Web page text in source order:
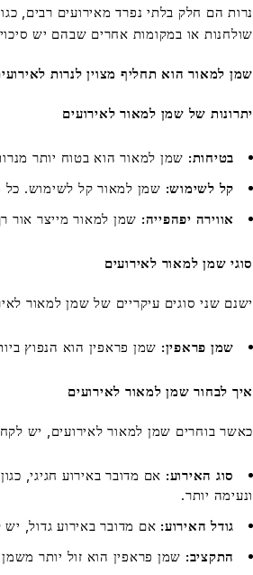
נרות הם חלק בלתי נפרד מאירועים רבים,
שולחנות או במקומות אחרים שבהם יש
שמן למאור הוא תחליף מצוין לנרות
יתרונות של שמן למאור לאירועים
בטיחות: שמן למאור הוא בטוח יותר
קל לשימוש: שמן למאור קל לשימוש. כל
אווירה יפהפייה: שמן למאור מייצר אור
סוגי שמן למאור לאירועים
ישנם שני סוגים עיקריים של שמן למאור
שמן פראפין: שמן פראפין הוא הנפוץ
איך לבחור שמן למאור לאירועים
כאשר בוחרים שמן למאור לאירועים, יש
סוג האירוע: אם מדובר באירוע חגיגי,
ונעימה יותר.
גודל האירוע: אם מדובר באירוע גדול,
התקציב: שמן פראפין הוא זול יותר משמן